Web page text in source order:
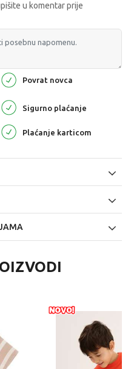
u komentar prije
Povrat novca
Sigurno plaćanje
Plaćanje karticom